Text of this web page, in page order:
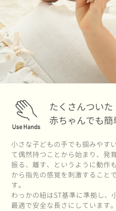
たくさんつい
赤ちゃんでも
小さな子どもの手でも掴みやす
て偶然持つことから始まり、発
振る、離す、というように動作
から指先の感覚を刺激すること
す。
わっかの紐はST基準に準拠し、
最適で安全な長さにしています。